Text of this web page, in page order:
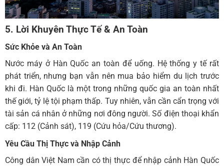
5. Lời Khuyên Thực Tế & An Toàn
Sức Khỏe và An Toàn
Nước máy ở Hàn Quốc an toàn để uống. Hệ thống y tế rất
phát triển, nhưng bạn vẫn nên mua bảo hiểm du lịch trước
khi đi. Hàn Quốc là một trong những quốc gia an toàn nhất
thế giới, tỷ lệ tội phạm thấp. Tuy nhiên, vẫn cần cẩn trọng với
tài sản cá nhân ở những nơi đông người. Số điện thoại khẩn
cấp: 112 (Cảnh sát), 119 (Cứu hỏa/Cứu thương).
Yêu Cầu Thị Thực và Nhập Cảnh
Công dân Việt Nam cần có thị thực để nhập cảnh Hàn Quốc